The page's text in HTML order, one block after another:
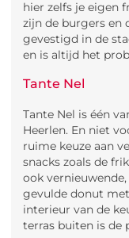
hier zelfs je eigen
zijn de burgers en
gevestigd in de
en is altijd het
Tante Nel
Tante Nel is één
Heerlen. En niet
ruime keuze aan
snacks zoals de
ook
gevulde donut
interieur van de
terras buiten is de